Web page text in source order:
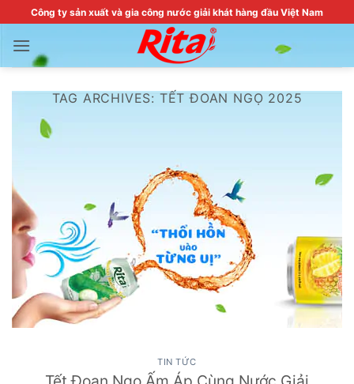
to
content
Công ty sản xuất và gia công nước giải khát hàng đầu Việt Nam
TAG ARCHIVES: TẾT ĐOAN NGỌ 2025
TIN TỨC